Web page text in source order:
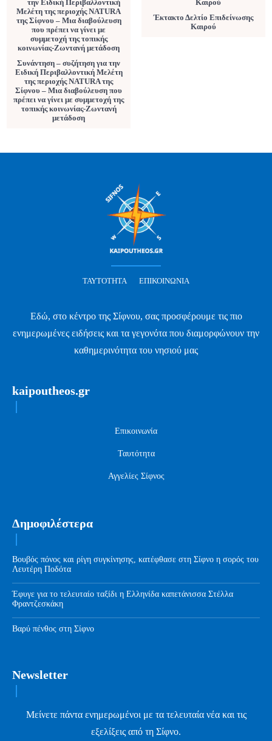
Συνάντηση – συζήτηση για την
Ειδική Περιβαλλοντική Μελέτη
της περιοχής NATURA της
Σίφνου – Μια διαβούλευση που
πρέπει να γίνει με συμμετοχή της
τοπικής κοινωνίας-Ζωντανή
μετάδοση
Έκτακτο Δελτίο Επιδείνωσης
Καιρού
ΤΑΥΤΌΤΗΤΑ ΕΠΙΚΟΙΝΩΝΊΑ
Εδώ, στο κέντρο της Σίφνου, σας προσφέρουμε τις πιο
ενημερωμένες ειδήσεις και τα γεγονότα που διαμορφώνουν την
καθημερινότητα του νησιού μας
kaipoutheos.gr
Επικοινωνία
Ταυτότητα
Αγγελίες Σίφνος
Δημοφιλέστερα
Βουβός πόνος και ρίγη συγκίνησης, κατέφθασε στη Σίφνο η σορός του
Λευτέρη Ποδότα
Έφυγε για το τελευταίο ταξίδι η Ελληνίδα καπετάνισσα Στέλλα
Φραντζεσκάκη
Βαρύ πένθος στη Σίφνο
Newsletter
Μείνετε πάντα ενημερωμένοι με τα τελευταία νέα και τις
εξελίξεις από τη Σίφνο.